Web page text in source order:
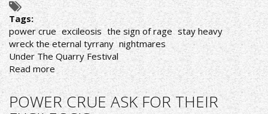
Tags:
power crue excileosis the sign of rage stay heavy
wreck the eternal tyrrany nightmares
Under The Quarry Festival
Read more about
ΟΙ
POWER
CRUE
POWER CRUE ASK FOR THEIR